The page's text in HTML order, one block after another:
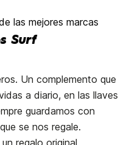
las mejores marcas
Surf
Un complemento que
a diario, en las llaves
guardamos con
se nos regale.